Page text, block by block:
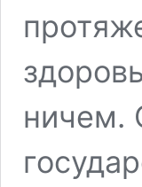
ничем.